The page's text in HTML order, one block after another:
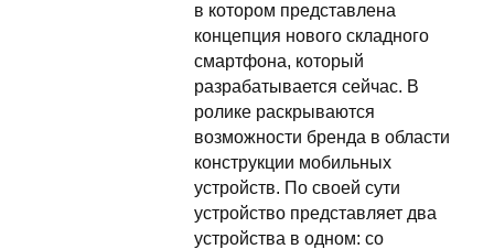
в котором представлена
концепция нового складного
смартфона, который
разрабатывается сейчас. В
ролике раскрываются
возможности бренда в области
конструкции мобильных
устройств. По своей сути
устройство представляет два
устройства в одном: со